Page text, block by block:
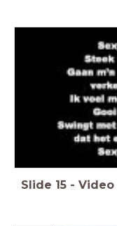
Slide 15 - Video